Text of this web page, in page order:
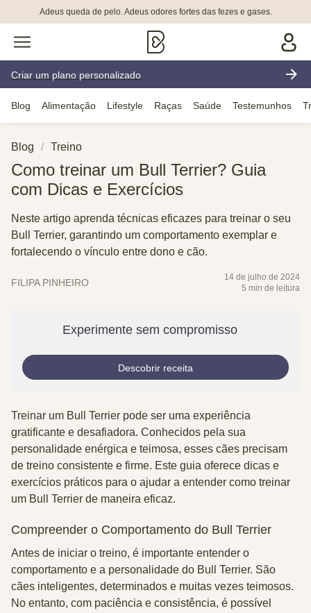
Adeus queda de pelo. Adeus odores fortes das fezes e gases.
Criar um plano personalizado
Blog Alimentação Lifestyle Raças Saúde Testemunhos
Blog Treino
Como treinar um Bull Terrier? Guia
com Dicas e Exercícios
Neste artigo aprenda técnicas eficazes para treinar o seu
Bull Terrier, garantindo um comportamento exemplar e
fortalecendo o vínculo entre dono e cão.
FILIPA PINHEIRO
14 de julho de 2024
5 min de leitura
Experimente sem compromisso
Descobrir receita
Treinar um Bull Terrier pode ser uma experiência
gratificante e desafiadora. Conhecidos pela sua
personalidade enérgica e teimosa, esses cães precisam
de treino consistente e firme. Este guia oferece dicas e
exercícios práticos para o ajudar a entender como treinar
um Bull Terrier de maneira eficaz.
Compreender o Comportamento do Bull Terrier
Antes de iniciar o treino, é importante entender o
comportamento e a personalidade do Bull Terrier. São
cães inteligentes, determinados e muitas vezes teimosos.
No entanto, com paciência e consistência, é possível